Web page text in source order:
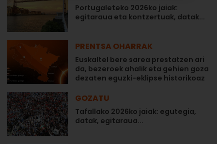
Portugaleteko 2026ko jaiak:
egitaraua eta kontzertuak, datak...
PRENTSA OHARRAK
Euskaltel bere sarea prestatzen ari
da, bezeroek ahalik eta gehien goza
dezaten eguzki-eklipse historikoaz
GOZATU
Tafallako 2026ko jaiak: egutegia,
datak, egitaraua...